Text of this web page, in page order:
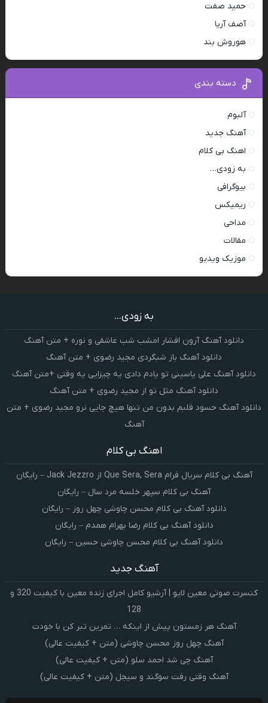
حمید صفت
آصف آریا
هوروش بند
دسته بندی
آلبوم
آهنگ جدید
اهنگ بی کلام
به زودی…
بیوگرافی
ریمیکس
مداحی
مقالات
موزیک ویدیو
به زودی...
دانلود آهنگ آرون افشار امشب شب عاشقی و نوره + متن آهنگ
دانلود آهنگ باز شبگردی مجید رضوی + متن آهنگ
دانلود آهنگ علی یاسینی تو یادم دادی یه چیزایی یه وقتی +متن آهنگ
دانلود آهنگ مثل تو از مجید رضوی + متن آهنگ
دانلود آهنگ حسود قلبم بدون من تنها هیچ جایی نرو مجید رضوی + متن
آهنگ
اهنگ بی کلام
آهنگ بی کلام سریال فرام Que Sera, Sera از Jack Jezzro – رایگان
آهنگ بی کلام سپهر خلسه مرد سال – رایگان
دانلود آهنگ بی کلام محسن چاوشی چهل روز – رایگان
دانلود آهنگ بی کلام رضا بهرام همدم – رایگان
دانلود آهنگ بی کلام محسن چاوشی حسین – رایگان
آهنگ جدید
کنسرت صوتی معین لایو | آرشیو کامل اجرای زنده معین با کیفیت 320 و
128
آهنگ هر زمستون پیش از اینکه … تمرین تبر کن با خودت
آهنگ چهل روز محسن چاوشی (متن + کیفیت عالی)
آهنگ چی شد احمد سلو (متن + کیفیت عالی)
آهنگ وقتی رفت سوگند و سیجل (متن + کیفیت عالی)